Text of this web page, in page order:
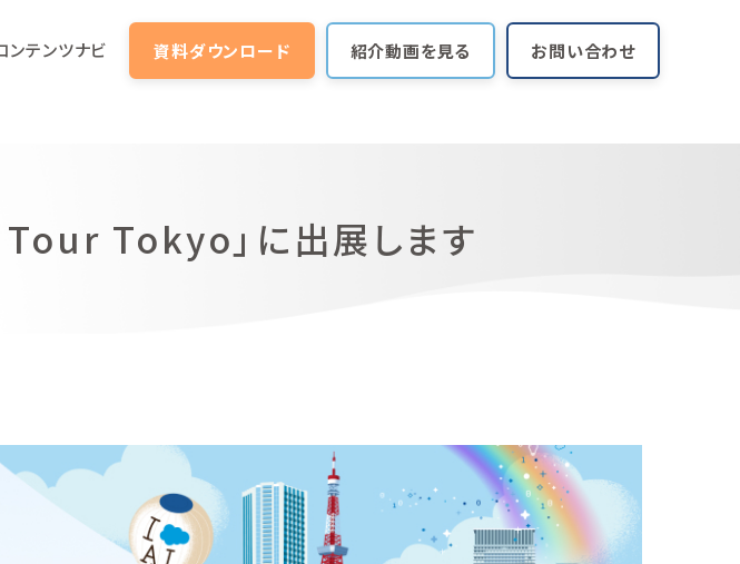
ンテンツナビ 資料ダウンロード 紹介動画を見る お問い合わせ
Tour Tokyo」に出展します